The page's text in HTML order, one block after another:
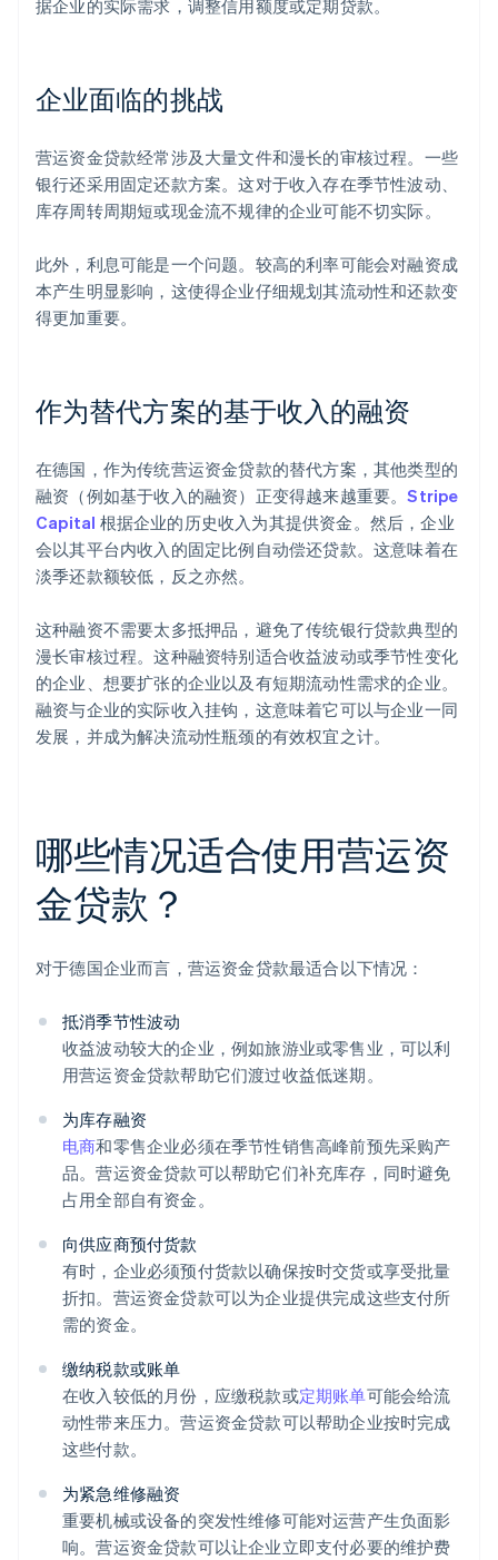
据企业的实际需求，调整信用额度或定期贷款。
企业面临的挑战
营运资金贷款经常涉及大量文件和漫长的审核过程。一些
银行还采用固定还款方案。这对于收入存在季节性波动、
库存周转周期短或现金流不规律的企业可能不切实际。
此外，利息可能是一个问题。较高的利率可能会对融资成
本产生明显影响，这使得企业仔细规划其流动性和还款变
得更加重要。
作为替代方案的基于收入的融资
在德国，作为传统营运资金贷款的替代方案，其他类型的
融资（例如基于收入的融资）正变得越来越重要。Stripe
Capital 根据企业的历史收入为其提供资金。然后，企业
会以其平台内收入的固定比例自动偿还贷款。这意味着在
淡季还款额较低，反之亦然。
这种融资不需要太多抵押品，避免了传统银行贷款典型的
漫长审核过程。这种融资特别适合收益波动或季节性变化
的企业、想要扩张的企业以及有短期流动性需求的企业。
融资与企业的实际收入挂钩，这意味着它可以与企业一同
发展，并成为解决流动性瓶颈的有效权宜之计。
哪些情况适合使用营运资
金贷款？
对于德国企业而言，营运资金贷款最适合以下情况：
抵消季节性波动
收益波动较大的企业，例如旅游业或零售业，可以利
用营运资金贷款帮助它们渡过收益低迷期。
为库存融资
电商和零售企业必须在季节性销售高峰前预先采购产
品。营运资金贷款可以帮助它们补充库存，同时避免
占用全部自有资金。
向供应商预付货款
有时，企业必须预付货款以确保按时交货或享受批量
折扣。营运资金贷款可以为企业提供完成这些支付所
需的资金。
缴纳税款或账单
在收入较低的月份，应缴税款或定期账单可能会给流
动性带来压力。营运资金贷款可以帮助企业按时完成
这些付款。
为紧急维修融资
重要机械或设备的突发性维修可能对运营产生负面影
响。营运资金贷款可以让企业立即支付必要的维护费